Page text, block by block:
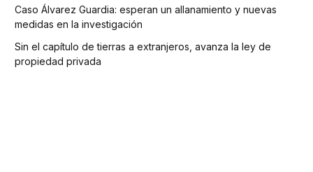
Caso Álvarez Guardia: esperan un allanamiento y nuevas
medidas en la investigación
Sin el capítulo de tierras a extranjeros, avanza la ley de
propiedad privada